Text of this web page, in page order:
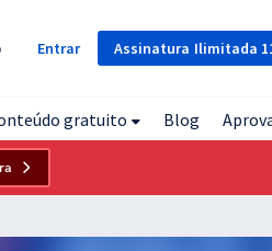
Assinatura Ilimitada
Entrar
gratuito Blog